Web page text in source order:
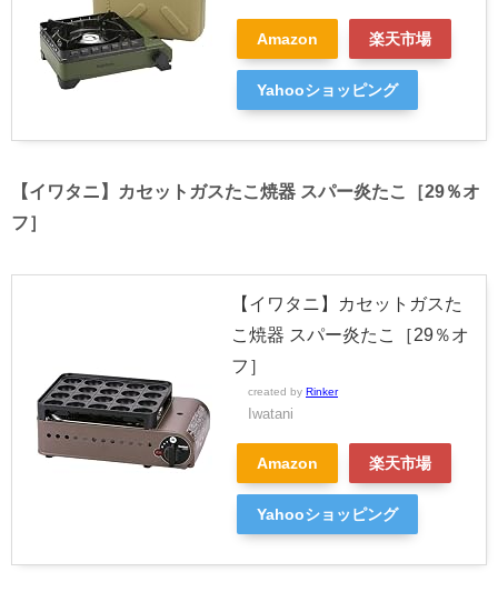
Amazon 楽天市場
Yahooショッピング
【イワタニ】カセットガスたこ焼器 スパー炎たこ［29％オ
フ］
【イワタニ】カセットガスた
こ焼器 スパー炎たこ［29％オ
フ］
created by Rinker
Iwatani
Amazon 楽天市場
Yahooショッピング